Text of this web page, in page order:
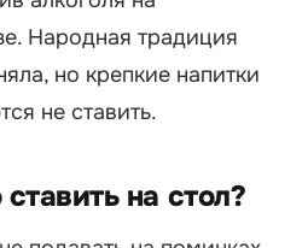
Народная традиция
но крепкие напитки
не ставить.
на стол?